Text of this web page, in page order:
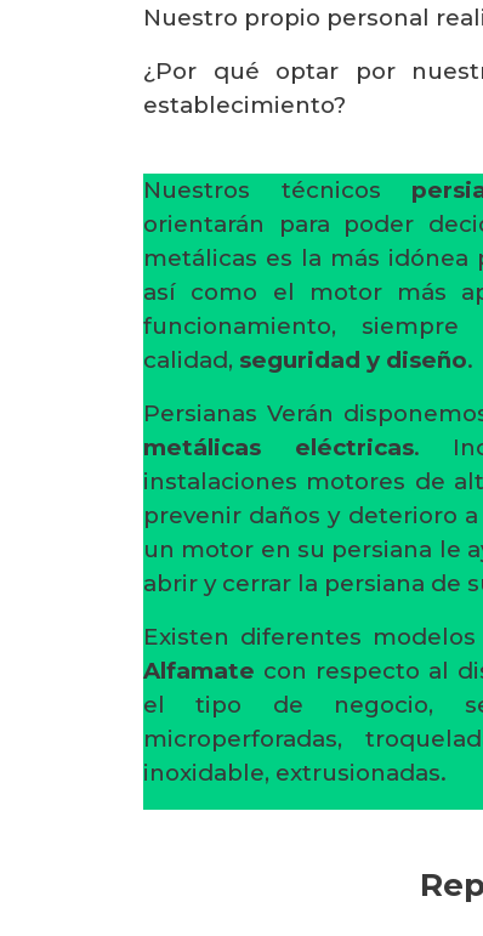
Nuestro propio personal
¿Por qué optar por
establecimiento?
Nuestros técnicos
orientarán para poder
metálicas es la más idónea
así como el motor más
funcionamiento,
calidad, seguridad y diseño.
Persianas Verán
metálicas eléctricas.
instalaciones motores de
prevenir daños y deterioro
un motor en su persiana le
abrir y cerrar la persiana de
Existen diferentes modelos
Alfamate con respecto al
el tipo de negocio,
microperforadas,
inoxidable, extrusionadas.